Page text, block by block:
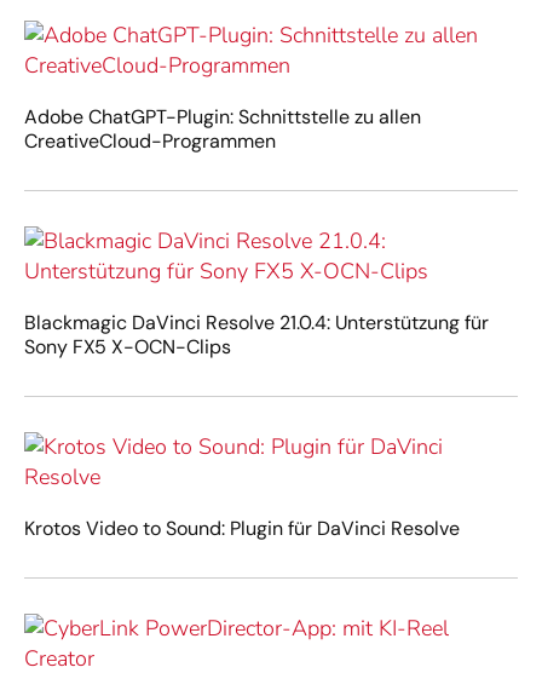
Adobe ChatGPT-Plugin: Schnittstelle zu allen
CreativeCloud-Programmen
Blackmagic DaVinci Resolve 21.0.4: Unterstützung für
Sony FX5 X-OCN-Clips
Krotos Video to Sound: Plugin für DaVinci Resolve